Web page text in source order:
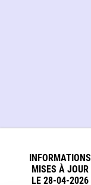
INFORMATIONS
MISES À JOUR
LE 28-04-2026